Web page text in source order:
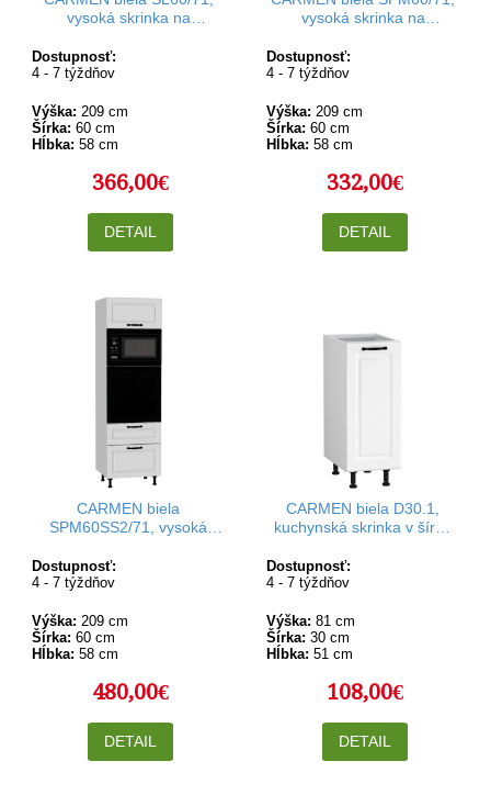
vysoká skrinka na
šírke 60 cm a výške 209
Dostupnosť:
4 - 7 týždňov
Výška: 209 cm
Šírka: 60 cm
Hĺbka: 58 cm
366,00€
DETAIL
vysoká skrinka na
šírke 60 cm a výške 209
Dostupnosť:
4 - 7 týždňov
Výška: 209 cm
Šírka: 60 cm
Hĺbka: 58 cm
332,00€
DETAIL
CARMEN biela
SPM60SS2/71, vysoká
spotrebiče v šírke 60 cm a
výške 209 cm
Dostupnosť:
4 - 7 týždňov
Výška: 209 cm
Šírka: 60 cm
Hĺbka: 58 cm
480,00€
DETAIL
CARMEN biela D30.1,
kuchynská skrinka v šírke
Dostupnosť:
4 - 7 týždňov
Výška: 81 cm
Šírka: 30 cm
Hĺbka: 51 cm
108,00€
DETAIL